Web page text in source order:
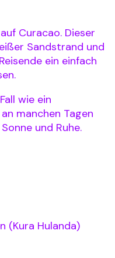
Curacao. Dieser
Sandstrand und
ein einfach
wie ein
manchen Tagen
und Ruhe.
(Kura Hulanda)